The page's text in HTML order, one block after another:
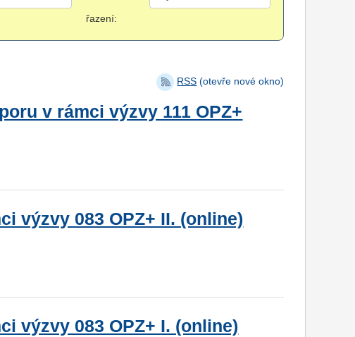
řazení:
RSS (otevře nové okno)
v rámci výzvy 111 OPZ+
výzvy 083 OPZ+ II. (online)
výzvy 083 OPZ+ I. (online)